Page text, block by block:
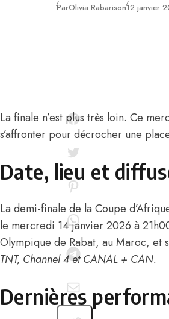
ParOlivia RabarisonPublié
12 janvier
La finale n’est plus très loin. Ce
s’affronter pour décrocher une
Date, lieu et
La demi-finale de la Coupe
le mercredi 14 janvier 2026 à
Olympique de Rabat, au Maroc, et
TNT, Channel 4 et CANAL + CAN.
Dernières